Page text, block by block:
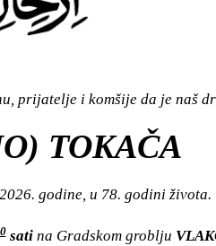
prijatelje i komšije da je naš
TOKAČA
2026. godine, u 78. godini života.
satina Gradskom groblju